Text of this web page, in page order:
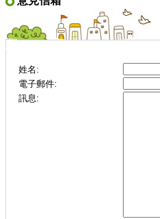
姓名:
電子郵件:
訊息: